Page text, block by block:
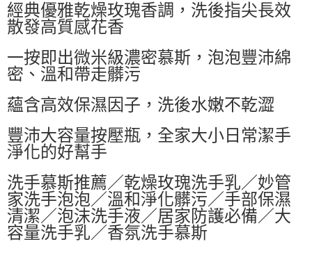
每筆NT$60，滿NT$599(含以上)免運費
付款後萊爾富取貨
每筆NT$60，滿NT$599(含以上)免運費
7-11付款取貨
每筆NT$60，滿NT$599(含以上)免運費
每筆NT$60，滿NT$599(含以上)免運費
每筆NT$80，滿NT$799(含以上)免運費
國家/地區配送0330 查看運費
經典優雅乾燥玫瑰香調，洗後指尖長效
散發高質感花香
一按即出微米級濃密慕斯，泡泡豐沛綿
密、溫和帶走髒污
蘊含高效保濕因子，洗後水嫩不乾澀
豐沛大容量按壓瓶，全家大小日常潔手
淨化的好幫手
洗手慕斯推薦／乾燥玫瑰洗手乳／妙管
家洗手泡泡／溫和淨化髒污／手部保濕
清潔／泡沫洗手液／居家防護必備／大
容量洗手乳／香氛洗手慕斯